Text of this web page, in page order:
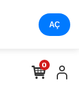
AÇ
0